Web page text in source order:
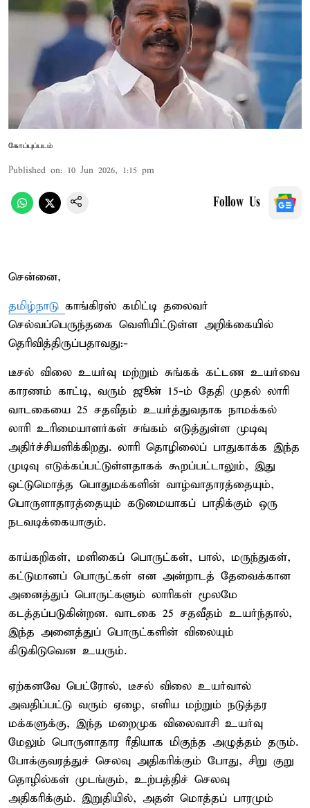
கோப்புப்படம்
Published on: 10 Jun 2026, 1:15 pm
Follow Us
சென்னை,
தமிழ்நாடு காங்கிரஸ் கமிட்டி தலைவர்
செல்வப்பெருந்தகை வெளியிட்டுள்ள அறிக்கையில்
தெரிவித்திருப்பதாவது:-
டீசல் விலை உயர்வு மற்றும் சுங்கக் கட்டண உயர்வை
காரணம் காட்டி, வரும் ஜூன் 15-ம் தேதி முதல் லாரி
வாடகையை 25 சதவீதம் உயர்த்துவதாக நாமக்கல்
லாரி உரிமையாளர்கள் சங்கம் எடுத்துள்ள முடிவு
அதிர்ச்சியளிக்கிறது. லாரி தொழிலைப் பாதுகாக்க இந்த
முடிவு எடுக்கப்பட்டுள்ளதாகக் கூறப்பட்டாலும், இது
ஒட்டுமொத்த பொதுமக்களின் வாழ்வாதாரத்தையும்,
பொருளாதாரத்தையும் கடுமையாகப் பாதிக்கும் ஒரு
நடவடிக்கையாகும்.
காய்கறிகள், மளிகைப் பொருட்கள், பால், மருந்துகள்,
கட்டுமானப் பொருட்கள் என அன்றாடத் தேவைக்கான
அனைத்துப் பொருட்களும் லாரிகள் மூலமே
கடத்தப்படுகின்றன. வாடகை 25 சதவீதம் உயர்ந்தால்,
இந்த அனைத்துப் பொருட்களின் விலையும்
கிடுகிடுவென உயரும்.
ஏற்கனவே பெட்ரோல், டீசல் விலை உயர்வால்
அவதிப்பட்டு வரும் ஏழை, எளிய மற்றும் நடுத்தர
மக்களுக்கு, இந்த மறைமுக விலைவாசி உயர்வு
மேலும் பொருளாதார ரீதியாக மிகுந்த அழுத்தம் தரும்.
போக்குவரத்துச் செலவு அதிகரிக்கும் போது, சிறு குறு
தொழில்கள் முடங்கும், உற்பத்திச் செலவு
அதிகரிக்கும். இறுதியில், அதன் மொத்தப் பாரமும்